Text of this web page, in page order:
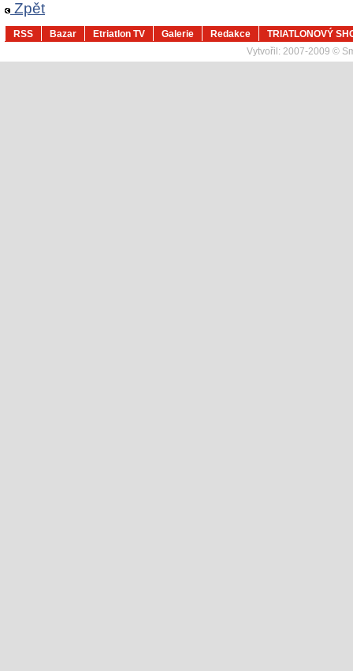
Zpět
RSS Bazar Etriatlon TV Galerie Redakce
TRIATLONOVÝ
Vytvořil: 2007-2009 ©